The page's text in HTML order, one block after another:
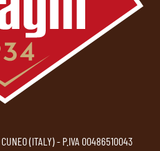
(ITALY) - P.IVA 00486510043